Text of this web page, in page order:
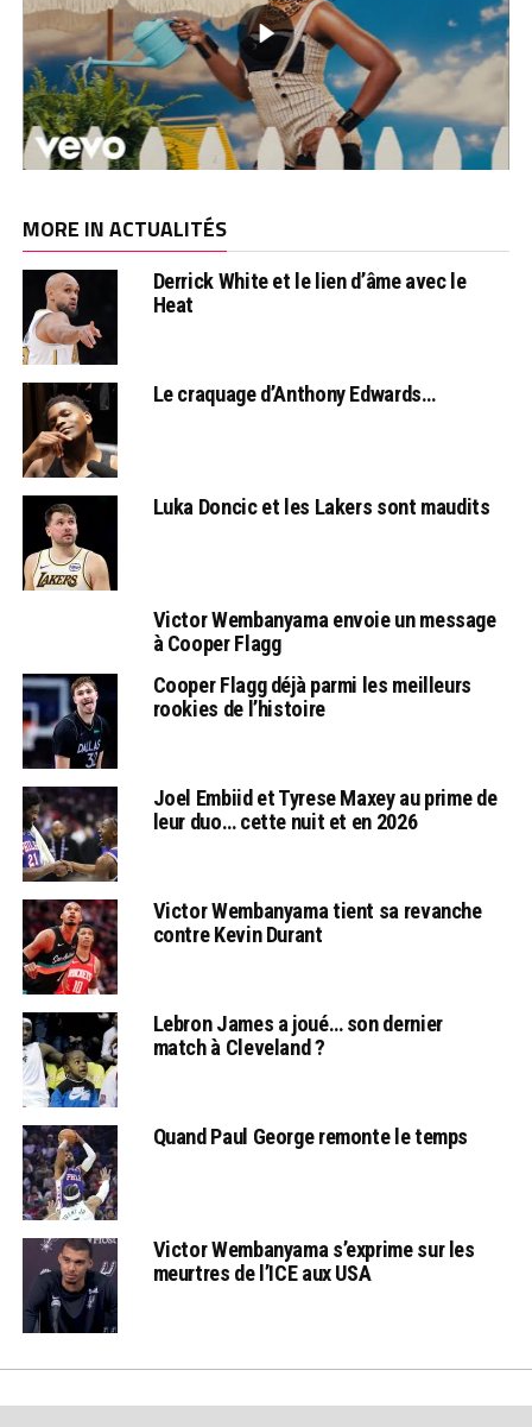
MORE IN ACTUALITÉS
Derrick White et le lien d’âme avec le
Heat
Le craquage d’Anthony Edwards…
Luka Doncic et les Lakers sont maudits
Victor Wembanyama envoie un message
à Cooper Flagg
Cooper Flagg déjà parmi les meilleurs
rookies de l’histoire
Joel Embiid et Tyrese Maxey au prime de
leur duo… cette nuit et en 2026
Victor Wembanyama tient sa revanche
contre Kevin Durant
Lebron James a joué… son dernier
match à Cleveland ?
Quand Paul George remonte le temps
Victor Wembanyama s’exprime sur les
meurtres de l’ICE aux USA